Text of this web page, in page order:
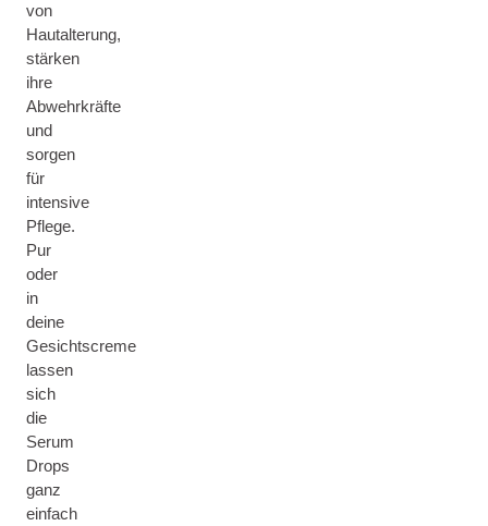
von
Hautalterung,
stärken
ihre
Abwehrkräfte
und
sorgen
für
intensive
Pflege.
Pur
oder
in
deine
Gesichtscreme
lassen
sich
die
Serum
Drops
ganz
einfach